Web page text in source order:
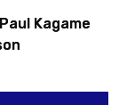
Kagame